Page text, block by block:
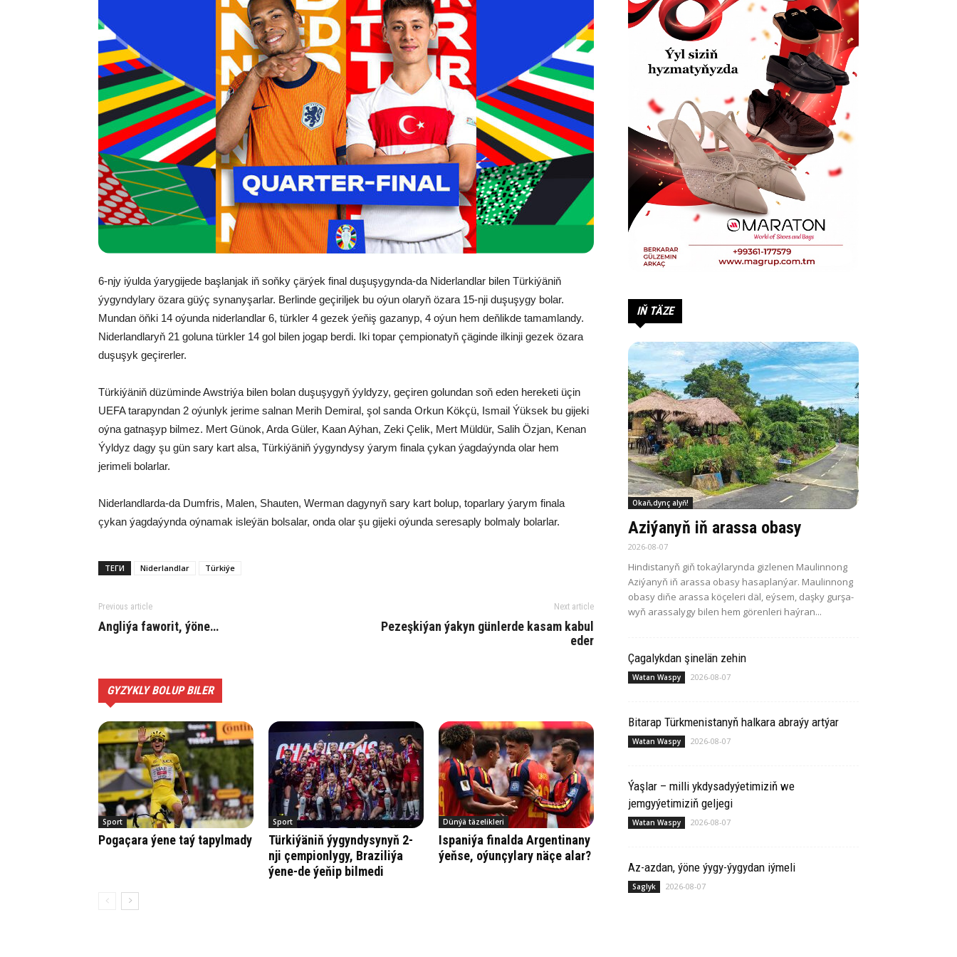
6-njy iýulda ýarygijede başlanjak iň soňky çärýek final duşuşygynda-da Niderlandlar bilen Türkiýäniň
ýygyndylary özara güýç synanyşarlar. Berlinde geçiriljek bu oýun olaryň özara 15-nji duşuşygy bolar.
Mundan öňki 14 oýunda niderlandlar 6, türkler 4 gezek ýeňiş gazanyp, 4 oýun hem deňlikde tamamlandy.
Niderlandlaryň 21 goluna türkler 14 gol bilen jogap berdi. Iki topar çempionatyň çäginde ilkinji gezek özara
duşuşyk geçirerler.
Türkiýäniň düzüminde Awstriýa bilen bolan duşuşygyň ýyldyzy, geçiren golundan soň eden hereketi üçin
UEFA tarapyndan 2 oýunlyk jerime salnan Merih Demiral, şol sanda Orkun Kökçü, Ismail Ýüksek bu gijeki
oýna gatnaşyp bilmez. Mert Günok, Arda Güler, Kaan Aýhan, Zeki Çelik, Mert Müldür, Salih Özjan, Kenan
Ýyldyz dagy şu gün sary kart alsa, Türkiýäniň ýygyndysy ýarym finala çykan ýagdaýynda olar hem
jerimeli bolarlar.
Niderlandlarda-da Dumfris, Malen, Shauten, Werman dagynyň sary kart bolup, toparlary ýarym finala
çykan ýagdaýynda oýnamak isleýän bolsalar, onda olar şu gijeki oýunda seresaply bolmaly bolarlar.
ТЕГИ Ni­der­land­lar Türkiýe
Previous article
Angliýa faworit, ýöne…
Next article
Pezeşkiýan ýakyn günlerde kasam kabul
eder
GYZYKLY BOLUP BILER
Sport
Pogaçara ýene taý tapylmady
Sport
Türkiýäniň ýygyndysynyň 2-
nji çempionlygy, Braziliýa
ýene-de ýeňip bilmedi
Dünýä täzelikleri
Ispaniýa finalda Argentinany
ýeňse, oýunçylary näçe alar?
IŇ TÄZE
Okaň,dynç alyň!
Azi­ýa­nyň iň aras­sa oba­sy
2026-08-07
Hin­dis­ta­nyň giň to­kaý­la­ryn­da giz­le­nen Mau­lin­nong
Azi­ýa­nyň iň aras­sa oba­sy ha­sap­lan­ýar. Mau­lin­nong
oba­sy di­ňe aras­sa kö­çe­le­ri däl, eý­sem, daş­ky gur­şa­
wyň aras­sa­ly­gy bi­len hem gö­ren­le­ri haý­ran...
Çagalykdan şinelän zehin
Watan Waspy 2026-08-07
Bitarap Türkmenistanyň halkara abraýy artýar
Watan Waspy 2026-08-07
Ýaşlar – milli ykdysadyýetimiziň we
jemgyýetimiziň geljegi
Watan Waspy 2026-08-07
Az-azdan, ýöne ýygy-ýygydan iýmeli
Saglyk 2026-08-07